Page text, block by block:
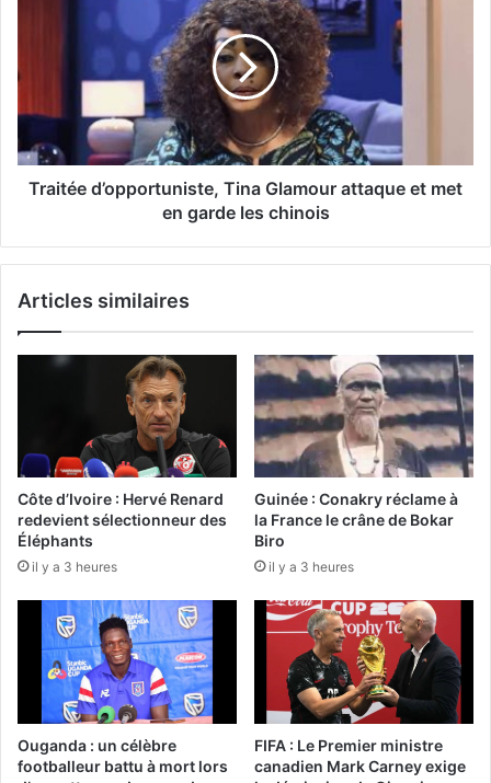
Traitée d’opportuniste, Tina Glamour attaque et met
en garde les chinois
Articles similaires
Côte d’Ivoire : Hervé Renard
redevient sélectionneur des
Éléphants
il y a 3 heures
Guinée : Conakry réclame à
la France le crâne de Bokar
Biro
il y a 3 heures
Ouganda : un célèbre
footballeur battu à mort lors
FIFA : Le Premier ministre
canadien Mark Carney exige